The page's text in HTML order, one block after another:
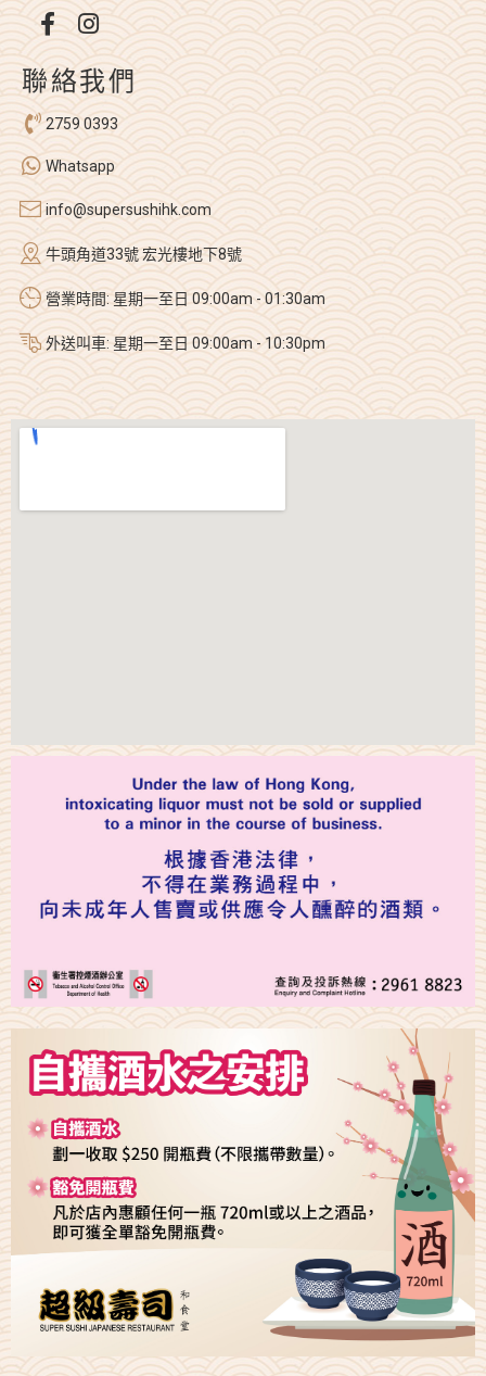
聯絡我們
2759 0393
Whatsapp
info@supersushihk.com
牛頭角道33號 宏光樓地下8號
營業時間: 星期一至日 09:00am - 01:30am
外送叫車: 星期一至日 09:00am - 10:30pm